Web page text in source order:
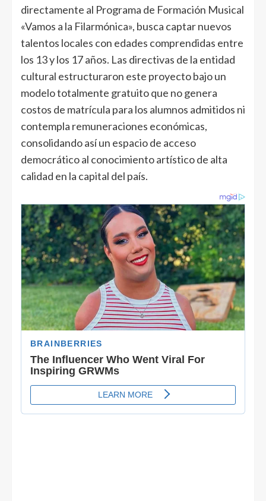
directamente al Programa de Formación Musical
«Vamos a la Filarmónica», busca captar nuevos
talentos locales con edades comprendidas entre
los 13 y los 17 años. Las directivas de la entidad
cultural estructuraron este proyecto bajo un
modelo totalmente gratuito que no genera
costos de matrícula para los alumnos admitidos ni
contempla remuneraciones económicas,
consolidando así un espacio de acceso
democrático al conocimiento artístico de alta
calidad en la capital del país.